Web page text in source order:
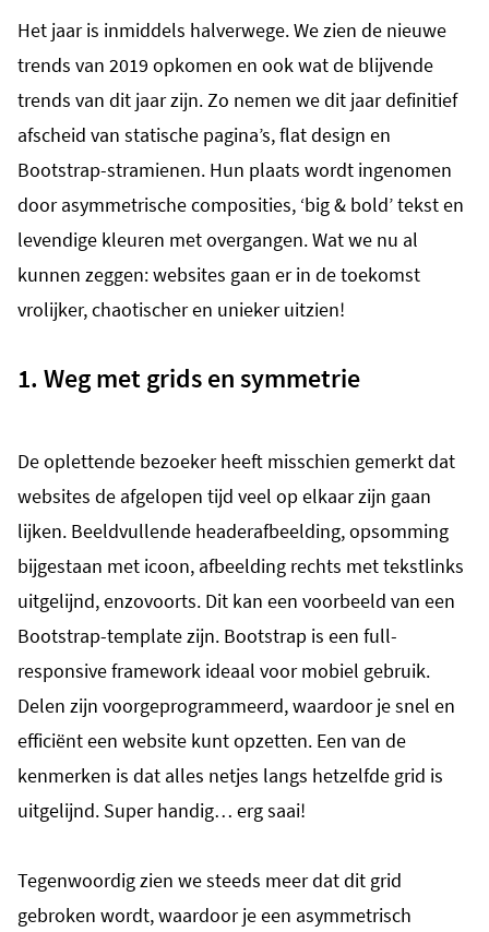
Het jaar is inmiddels halverwege. We zien de nieuwe
trends van 2019 opkomen en ook wat de blijvende
trends van dit jaar zijn. Zo nemen we dit jaar definitief
afscheid van statische pagina’s, flat design en
Bootstrap-stramienen. Hun plaats wordt ingenomen
door asymmetrische composities, ‘big & bold’ tekst en
levendige kleuren met overgangen. Wat we nu al
kunnen zeggen: websites gaan er in de toekomst
vrolijker, chaotischer en unieker uitzien!
1. Weg met grids en symmetrie
De oplettende bezoeker heeft misschien gemerkt dat
websites de afgelopen tijd veel op elkaar zijn gaan
lijken. Beeldvullende headerafbeelding, opsomming
bijgestaan met icoon, afbeelding rechts met tekstlinks
uitgelijnd, enzovoorts. Dit kan een voorbeeld van een
Bootstrap-template zijn. Bootstrap is een full-
responsive framework ideaal voor mobiel gebruik.
Delen zijn voorgeprogrammeerd, waardoor je snel en
efficiënt een website kunt opzetten. Een van de
kenmerken is dat alles netjes langs hetzelfde grid is
uitgelijnd. Super handig… erg saai!
Tegenwoordig zien we steeds meer dat dit grid
gebroken wordt, waardoor je een asymmetrisch